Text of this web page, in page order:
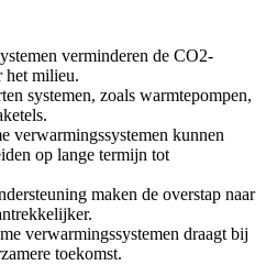
verminderen de CO2-
het milieu.
systemen, zoals warmtepompen,
verwarmingssystemen kunnen
op lange termijn tot
maken de overstap naar
verwarmingssystemen draagt bij
toekomst.